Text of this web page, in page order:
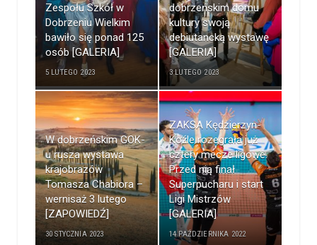
Zespołu Szkół w
Dobrzeniu Wielkim
bawiło się ponad 125
osób [GALERIA]
5 LUTEGO 2023
dobrzeńskim domu
kultury swoją
debiutancką wystawę
[GALERIA]
3 LUTEGO 2023
W dobrzeńskim GOK-
u rusza wystawa
krajobrazów
Tomasza Chabiora –
wernisaż 3 lutego
[ZAPOWIEDŹ]
30 STYCZNIA 2023
ZAKSA Kędzierzyn-
Koźle rozegrała już
cztery mecze ligowe.
Przed nią finał
Superpucharu i start
Ligi Mistrzów
[GALERIA]
14 PAŹDZIERNIKA 2022